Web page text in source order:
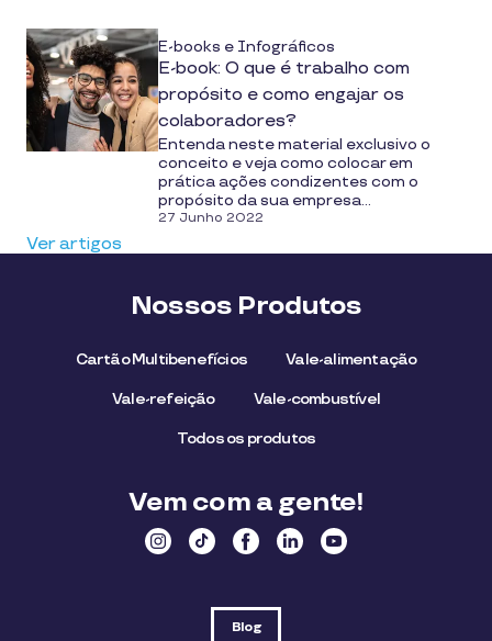
E-books e Infográficos
E-book: O que é trabalho com
propósito e como engajar os
colaboradores?
Entenda neste material exclusivo o
conceito e veja como colocar em
prática ações condizentes com o
propósito da sua empresa...
27 Junho 2022
Ver artigos
Nossos Produtos
Cartão Multibenefícios Vale-alimentação
Vale-refeição Vale-combustível
Todos os produtos
Vem com a gente!
Blog